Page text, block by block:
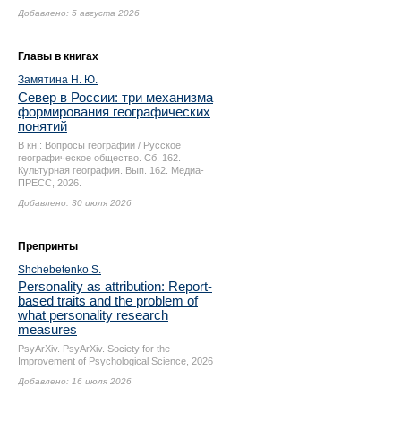
Добавлено: 5 августа 2026
Главы в книгах
Замятина Н. Ю.
Север в России: три механизма
формирования географических
понятий
В кн.: Вопросы географии / Русское
географическое общество. Сб. 162.
Культурная география. Вып. 162. Медиа-
ПРЕСС, 2026.
Добавлено: 30 июля 2026
Препринты
Shchebetenko S.
Personality as attribution: Report-
based traits and the problem of
what personality research
measures
PsyArXiv. PsyArXiv. Society for the
Improvement of Psychological Science, 2026
Добавлено: 16 июля 2026